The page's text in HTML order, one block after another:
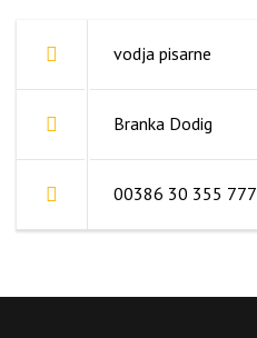
vodja pisarne
Branka Dodig
00386 30 355 777